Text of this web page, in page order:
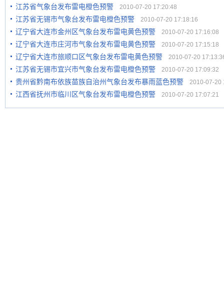
江苏省气象台发布雷电橙色预警 2010-07-20 17:20:48
江苏省无锡市气象台发布雷电橙色预警 2010-07-20 17:18:16
辽宁省大连市金州区气象台发布雷电黄色预警 2010-07-20 17:16:08
辽宁省大连市庄河市气象台发布雷电黄色预警 2010-07-20 17:15:18
辽宁省大连市旅顺口区气象台发布雷电黄色预警 2010-07-20
江苏省无锡市宜兴市气象台发布雷电橙色预警 2010-07-20 17:09:32
贵州省黔南布依族苗族自治州气象台发布暴雨蓝色预警 2010-07-20
江西省抚州市临川区气象台发布雷电橙色预警 2010-07-20 17:07:21